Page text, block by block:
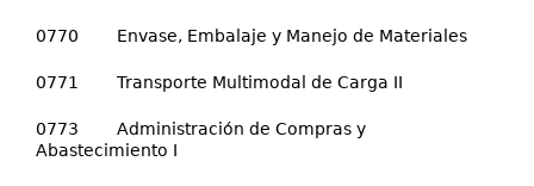
0770 Envase, Embalaje y Manejo de Materiales
0771 Transporte Multimodal de Carga II
0773 Administración de Compras y
Abastecimiento I